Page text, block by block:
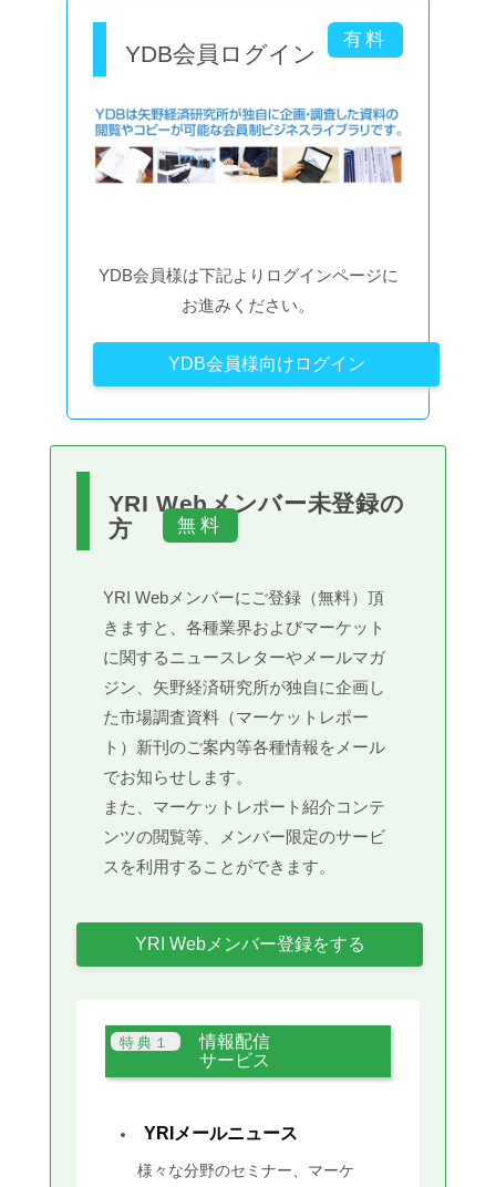
YDB会員ログイン
YDB会員様は下記よりログインページに
お進みください。
YDB会員様向けログイン
YRI Webメンバー未登録の
方
YRI Webメンバーにご登録（無料）頂
きますと、各種業界およびマーケット
に関するニュースレターやメールマガ
ジン、矢野経済研究所が独自に企画し
た市場調査資料（マーケットレポー
ト）新刊のご案内等各種情報をメール
でお知らせします。
また、マーケットレポート紹介コンテ
ンツの閲覧等、メンバー限定のサービ
スを利用することができます。
YRI Webメンバー登録をする
情報配信
サービス
YRIメールニュース
様々な分野のセミナー、マーケ